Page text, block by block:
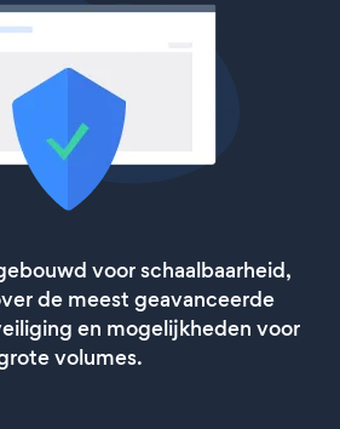
voor schaalbaarheid,
de meest geavanceerde
en mogelijkheden voor
volumes.